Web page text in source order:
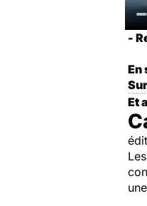
-
En
Et